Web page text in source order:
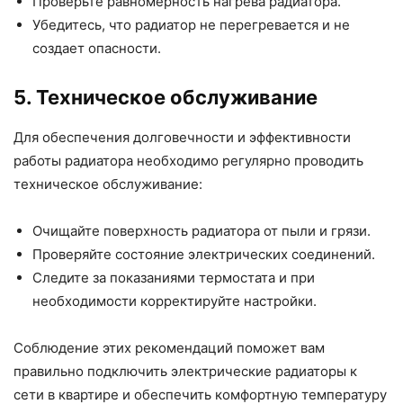
Убедитесь, что радиатор не перегревается и не
создает опасности.
5. Техническое обслуживание
Для обеспечения долговечности и эффективности
работы радиатора необходимо регулярно проводить
техническое обслуживание:
Очищайте поверхность радиатора от пыли и грязи.
Проверяйте состояние электрических соединений.
Следите за показаниями термостата и при
необходимости корректируйте настройки.
Соблюдение этих рекомендаций поможет вам
правильно подключить электрические радиаторы к
сети в квартире и обеспечить комфортную температуру